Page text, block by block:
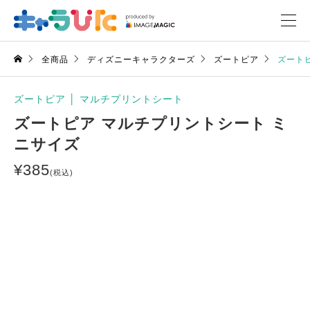
全商品 ディズニーキャラクターズ ズートピア ズート
ズートピア マルチプリントシート
ズートピア マルチプリントシート ミ
ニサイズ
¥385(税込)